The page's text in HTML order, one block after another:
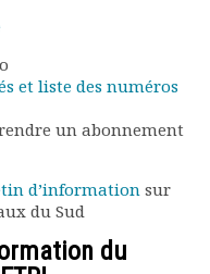
et liste des numéros
un abonnement
d’informationsur
du Sud
du